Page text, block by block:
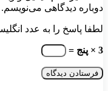
دوباره دیدگاهی می‌نویسم.
لطفا پاسخ را به عدد
3 × پنج =